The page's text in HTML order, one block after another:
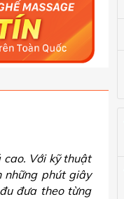
Với kỹ thuật
những phút giây
đưa theo từng